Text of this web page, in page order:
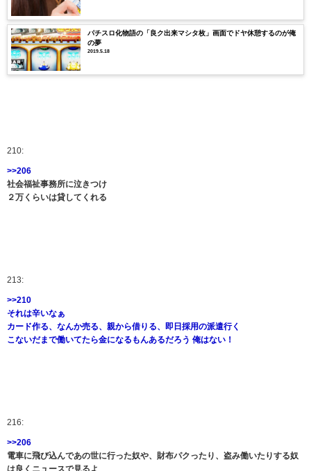
パチスロ化物語の「良ク出来マシタ枚」画面でドヤ休憩するのが俺
の夢
2019.5.18
210:
>>206
社会福祉事務所に泣きつけ
２万くらいは貸してくれる
213:
>>210
それは辛いなぁ
カード作る、なんか売る、親から借りる、即日採用の派遣行く
こないだまで働いてたら金になるもんあるだろう 俺はない！
216:
>>206
電車に飛び込んであの世に行った奴や、財布パクったり、盗み働いたりする奴
は良くニュースで見るよ